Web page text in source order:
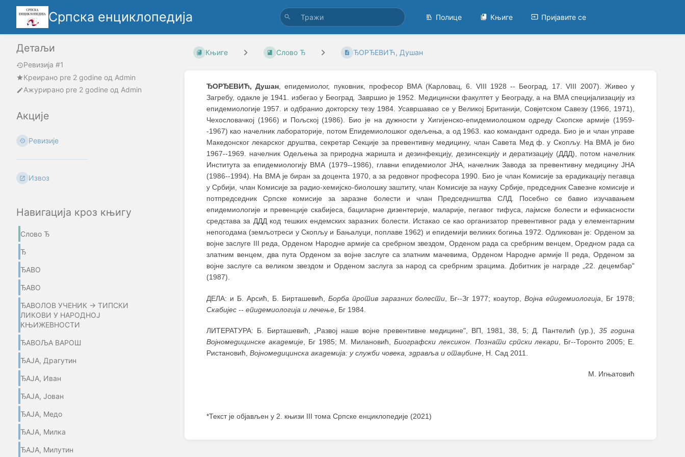
Српска енциклопедија Полице Књиге Пријавите се
Детаљи
Ревизија #1
Креирано pre 2 godine oд Admin
Ажурирано pre 2 godine од Admin
Акције
Ревизије
Извоз
Навигација кроз књигу
Слово Ђ
Ђ
ЂАВО
ЂАВО
ЂАВОЛОВ УЧЕНИК → ТИПСКИ
ЛИКОВИ У НАРОДНОЈ
КЊИЖЕВНОСТИ
ЂАВОЉА ВАРОШ
ЂАЈА, Драгутин
ЂАЈА, Иван
ЂАЈА, Јован
ЂАЈА, Медо
ЂАЈА, Милка
ЂАЈА, Милутин
Књиге Слово Ђ ЂОРЂЕВИЋ, Душан
ЂОРЂЕВИЋ, Душан, епидемиолог, пуковник, професор ВМА (Карловац, 6. VIII 1928 -- Београд, 17. VIII 2007). Живео у
Загребу, одакле је 1941. избегао у Београд. Завршио је 1952. Мeдицински факултет у Београду, а на ВМА специјализацију из
епидемиологије 1957. и одбранио докторску тезу 1984. Усавршавао се у Великој Британији, Совјетском Савезу (1966, 1971),
Чехословачкој (1966) и Пољској (1986). Био је на дужности у Хигијенско-епидемиолошком одреду Скопске армије (1959-
-1967) као начелник лабораторије, потом Епидемиолошког одељења, а од 1963. као командант одреда. Био је и члан управе
Македонског лекарског друштва, секретар Секције за превентивну медицину, члан Савета Мед ф. у Скопљу. На ВМА је био
1967--1969. начелник Одељења за природна жаришта и дезинфекцију, дезинсекцију и дератизацију (ДДД), потом начелник
Института за епидемиологију ВМА (1979--1986), главни епидемиолог ЈНА, начелник Завода за превентивну медицину ЈНА
(1986--1994). На ВМА је биран за доцента 1970, а за редовног професора 1990. Био је члан Комисије за ерадикацију пегавца
у Србији, члан Комисије за радио-хемијско-биолошку заштиту, члан Комисије за науку Србије, председник Савезне комисије и
потпредседник Српске комисије за заразне болести и члан Председништва СЛД. Посебно се бавио изучавањем
епидемиологије и превенције скабијеса, бациларне дизентерије, маларије, пегавог тифуса, лајмске болести и ефикасности
средстава за ДДД код тешких ендемских заразних болести. Истакао се као организатор превентивног рада у елементарним
непогодама (земљотреси у Скопљу и Бањалуци, поплаве 1962) и епидемији великих богиња 1972. Одликован је: Орденом за
војне заслуге III реда, Орденом Народне армије са сребрном звездом, Орденом рада са сребрним венцем, Оредном рада са
златним венцем, два пута Орденом за војне заслуге са златним мачевима, Орденом Народне армије II реда, Орденом за
војне заслуге са великом звездом и Орденом заслуга за народ са сребрним зрацима. Добитник је награде „22. децембар"
(1987).
ДЕЛА: и Б. Арсић, Б. Бирташевић, Борба против заразних болести , Бг--Зг 1977; коаутор,Војна епидемиологија , Бг 1978;
Скабијес -- епидемиологија и лечење , Бг 1984.
ЛИТЕРАТУРА: Б. Бирташевић, „Развој наше војне превентивне медицине", ВП, 1981, 38, 5; Д. Пантелић (ур.), 35 година
Војномедицинске академије, Бг 1985; М. Милановић,Биографски лексикон. Познати српски лекари , Бг--Торонто 2005; Е.
Ристановић, Војномедицинска академија: у служби човека, здравља и отаџбине , Н. Сад 2011.
М. Игњатовић
*Текст је објављен у 2. књизи III тома Српске енциклопедије (2021)